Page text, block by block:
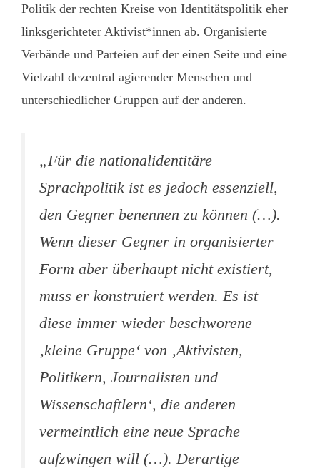
Politik der rechten Kreise von Identitätspolitik eher
linksgerichteter Aktivist*innen ab. Organisierte
Verbände und Parteien auf der einen Seite und eine
Vielzahl dezentral agierender Menschen und
unterschiedlicher Gruppen auf der anderen.
„Für die nationalidentitäre
Sprachpolitik ist es jedoch essenziell,
den Gegner benennen zu können (…).
Wenn dieser Gegner in organisierter
Form aber überhaupt nicht existiert,
muss er konstruiert werden. Es ist
diese immer wieder beschworene
‚kleine Gruppe‘ von ‚Aktivisten,
Politikern, Journalisten und
Wissenschaftlern‘, die anderen
vermeintlich eine neue Sprache
aufzwingen will (…). Derartige